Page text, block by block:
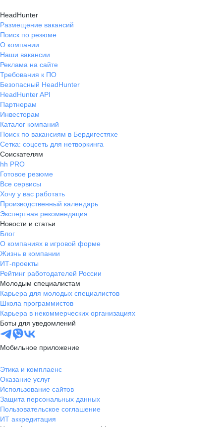
HeadHunter
Размещение вакансий
Поиск по резюме
О компании
Наши вакансии
Реклама на сайте
Требования к ПО
Безопасный HeadHunter
HeadHunter API
Партнерам
Инвесторам
Каталог компаний
Поиск по вакансиям в Бердигестяхе
Сетка: соцсеть для нетворкинга
Соискателям
hh PRO
Готовое резюме
Все сервисы
Хочу у вас работать
Производственный календарь
Экспертная рекомендация
Новости и статьи
Блог
О компаниях в игровой форме
Жизнь в компании
ИТ-проекты
Рейтинг работодателей России
Молодым специалистам
Карьера для молодых специалистов
Школа программистов
Карьера в некоммерческих организациях
Боты для уведомлений
Мобильное приложение
Этика и комплаенс
Оказание услуг
Использование сайтов
Защита персональных данных
Пользовательское соглашение
ИТ аккредитация